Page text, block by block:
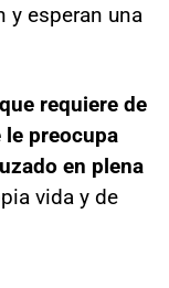
y esperan una
requiere de
preocupa
en plena
vida y de